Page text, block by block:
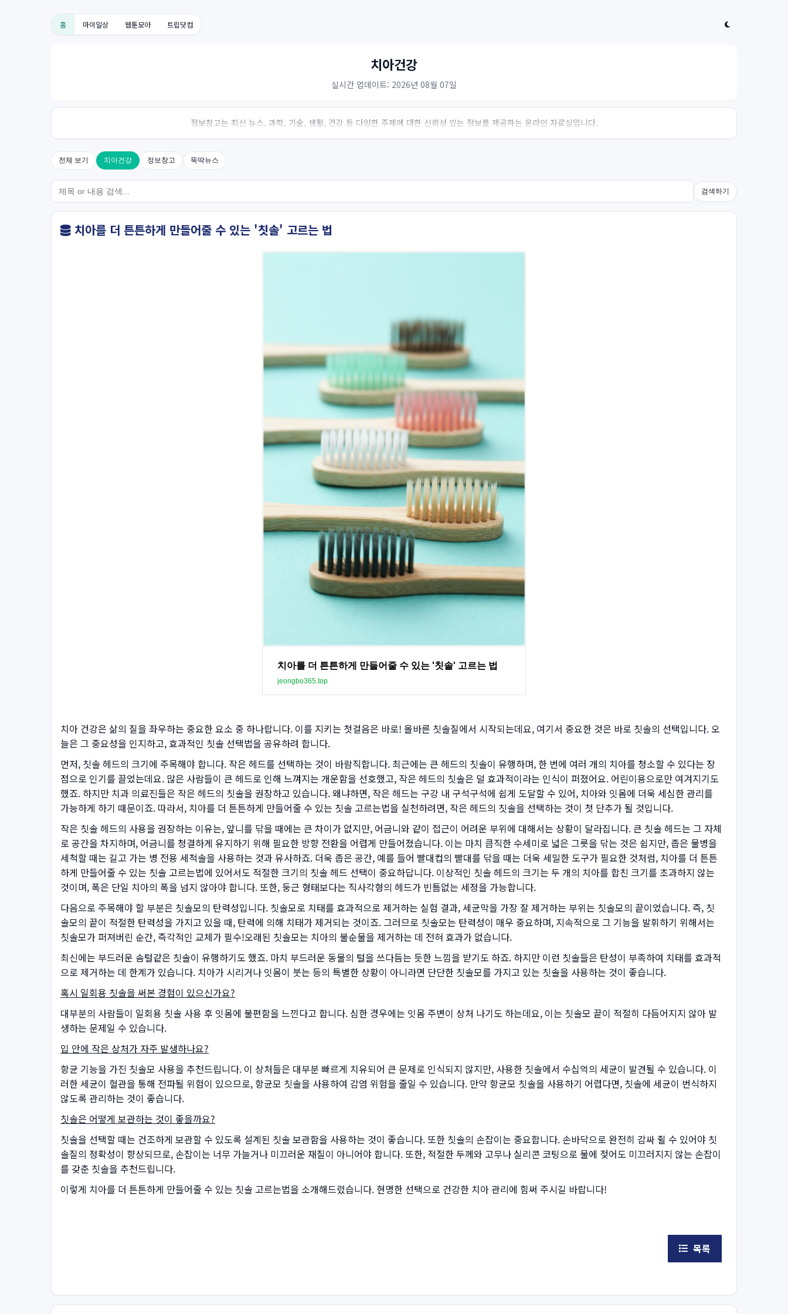
홈 마이일상 웹툰모아 트립닷컴
치아건강
실시간 업데이트: 2026년 08월 07일
정보창고는 최신 뉴스, 과학, 기술, 생활, 건강 등 다양한 주제에 대한 신뢰성 있는 정보를 제공하는 온라인 자료실입니다.
전체 보기 치아건강 정보창고 뚝딱뉴스
검색하기
치아를 더 튼튼하게 만들어줄 수 있는 '칫솔' 고르는 법
치아를 더 튼튼하게 만들어줄 수 있는 '칫솔' 고르는 법
jeongbo365.top
치아 건강은 삶의 질을 좌우하는 중요한 요소 중 하나랍니다. 이를 지키는 첫걸음은 바로! 올바른 칫솔질에서 시작되는데요, 여기서 중요한 것은 바로 칫솔의 선택입니다. 오
늘은 그 중요성을 인지하고, 효과적인 칫솔 선택법을 공유하려 합니다.
먼저, 칫솔 헤드의 크기에 주목해야 합니다. 작은 헤드를 선택하는 것이 바람직합니다. 최근에는 큰 헤드의 칫솔이 유행하며, 한 번에 여러 개의 치아를 청소할 수 있다는 장
점으로 인기를 끌었는데요. 많은 사람들이 큰 헤드로 인해 느껴지는 개운함을 선호했고, 작은 헤드의 칫솔은 덜 효과적이라는 인식이 퍼졌어요. 어린이용으로만 여겨지기도
했죠. 하지만 치과 의료진들은 작은 헤드의 칫솔을 권장하고 있습니다. 왜냐하면, 작은 헤드는 구강 내 구석구석에 쉽게 도달할 수 있어, 치아와 잇몸에 더욱 세심한 관리를
가능하게 하기 때문이죠. 따라서, 치아를 더 튼튼하게 만들어줄 수 있는 칫솔 고르는법을 실천하려면, 작은 헤드의 칫솔을 선택하는 것이 첫 단추가 될 것입니다.
작은 칫솔 헤드의 사용을 권장하는 이유는, 앞니를 닦을 때에는 큰 차이가 없지만, 어금니와 같이 접근이 어려운 부위에 대해서는 상황이 달라집니다. 큰 칫솔 헤드는 그 자체
로 공간을 차지하며, 어금니를 청결하게 유지하기 위해 필요한 방향 전환을 어렵게 만들어졌습니다. 이는 마치 큼직한 수세미로 넓은 그릇을 닦는 것은 쉽지만, 좁은 물병을
세척할 때는 길고 가는 병 전용 세척솔을 사용하는 것과 유사하죠. 더욱 좁은 공간, 예를 들어 빨대컵의 빨대를 닦을 때는 더욱 세밀한 도구가 필요한 것처럼, 치아를 더 튼튼
하게 만들어줄 수 있는 칫솔 고르는법에 있어서도 적절한 크기의 칫솔 헤드 선택이 중요하답니다. 이상적인 칫솔 헤드의 크기는 두 개의 치아를 합친 크기를 초과하지 않는
것이며, 폭은 단일 치아의 폭을 넘지 않아야 합니다. 또한, 둥근 형태보다는 직사각형의 헤드가 빈틈없는 세정을 가능합니다.
다음으로 주목해야 할 부분은 칫솔모의 탄력성입니다. 칫솔모로 치태를 효과적으로 제거하는 실험 결과, 세균막을 가장 잘 제거하는 부위는 칫솔모의 끝이었습니다. 즉, 칫
솔모의 끝이 적절한 탄력성을 가지고 있을 때, 탄력에 의해 치태가 제거되는 것이죠. 그러므로 칫솔모는 탄력성이 매우 중요하며, 지속적으로 그 기능을 발휘하기 위해서는
칫솔모가 퍼져버린 순간, 즉각적인 교체가 필수!오래된 칫솔모는 치아의 불순물을 제거하는 데 전혀 효과가 없습니다.
최신에는 부드러운 솜털같은 칫솔이 유행하기도 했죠. 마치 부드러운 동물의 털을 쓰다듬는 듯한 느낌을 받기도 하죠. 하지만 이런 칫솔들은 탄성이 부족하여 치태를 효과적
으로 제거하는 데 한계가 있습니다. 치아가 시리거나 잇몸이 붓는 등의 특별한 상황이 아니라면 단단한 칫솔모를 가지고 있는 칫솔을 사용하는 것이 좋습니다.
혹시 일회용 칫솔을 써본 경험이 있으신가요?
대부분의 사람들이 일회용 칫솔 사용 후 잇몸에 불편함을 느낀다고 합니다. 심한 경우에는 잇몸 주변이 상처 나기도 하는데요, 이는 칫솔모 끝이 적절히 다듬어지지 않아 발
생하는 문제일 수 있습니다.
입 안에 작은 상처가 자주 발생하나요?
항균 기능을 가진 칫솔모 사용을 추천드립니다. 이 상처들은 대부분 빠르게 치유되어 큰 문제로 인식되지 않지만, 사용한 칫솔에서 수십억의 세균이 발견될 수 있습니다. 이
러한 세균이 혈관을 통해 전파될 위험이 있으므로, 항균모 칫솔을 사용하여 감염 위험을 줄일 수 있습니다. 만약 항균모 칫솔을 사용하기 어렵다면, 칫솔에 세균이 번식하지
않도록 관리하는 것이 좋습니다.
칫솔은 어떻게 보관하는 것이 좋을까요?
칫솔을 선택할 때는 건조하게 보관할 수 있도록 설계된 칫솔 보관함을 사용하는 것이 좋습니다. 또한 칫솔의 손잡이는 중요합니다. 손바닥으로 완전히 감싸 쥘 수 있어야 칫
솔질의 정확성이 향상되므로, 손잡이는 너무 가늘거나 미끄러운 재질이 아니어야 합니다. 또한, 적절한 두께와 고무나 실리콘 코팅으로 물에 젖어도 미끄러지지 않는 손잡이
를 갖춘 칫솔을 추천드립니다.
이렇게 치아를 더 튼튼하게 만들어줄 수 있는 칫솔 고르는법을 소개해드렸습니다. 현명한 선택으로 건강한 치아 관리에 힘써 주시길 바랍니다!
목록